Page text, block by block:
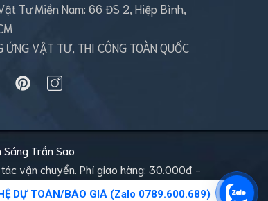
Tư Miền Nam: 66 ĐS 2, Hiệp Bình,
ỨNG VẬT TƯ, THI CÔNG TOÀN QUỐC
Sáng Trần Sao
vận chuyển. Phí giao hàng: 30.000đ -
khoản trước khi nhận hàng | Đổi trả:
DỰ TOÁN/BÁO GIÁ (Zalo 0789.600.689)